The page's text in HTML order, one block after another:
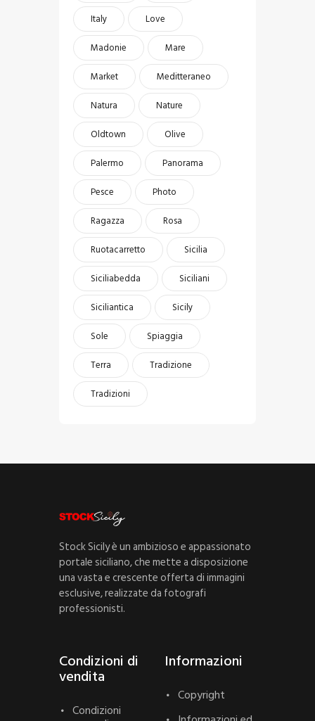
Italy
Love
Madonie
Mare
Market
Meditteraneo
Natura
Nature
Oldtown
Olive
Palermo
Panorama
Pesce
Photo
Ragazza
Rosa
Ruotacarretto
Sicilia
Siciliabedda
Siciliani
Siciliantica
Sicily
Sole
Spiaggia
Terra
Tradizione
Tradizioni
Stock Sicily è un ambizioso e appassionato
portale siciliano, che mette a disposizione
una vasta e crescente offerta di immagini
esclusive, realizzate da fotografi
professionisti.
Condizioni di
vendita
Condizioni
Informazioni
Copyright